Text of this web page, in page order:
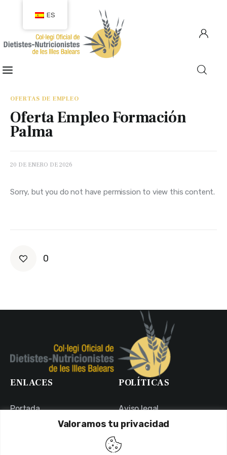
Valoramos tu privacidad
COLEGIADOS
EMPLEO
OFERTAS DE EMPLEO
Oferta Empleo Formación
Palma
20 DE ENERO DE 2026
Sorry, but you do not have permission to view this content.
0
ENLACES
Portada
Portal de Transparencia
POLÍTICAS
Aviso legal
Política de Privacidad
Política de Cookies
ES